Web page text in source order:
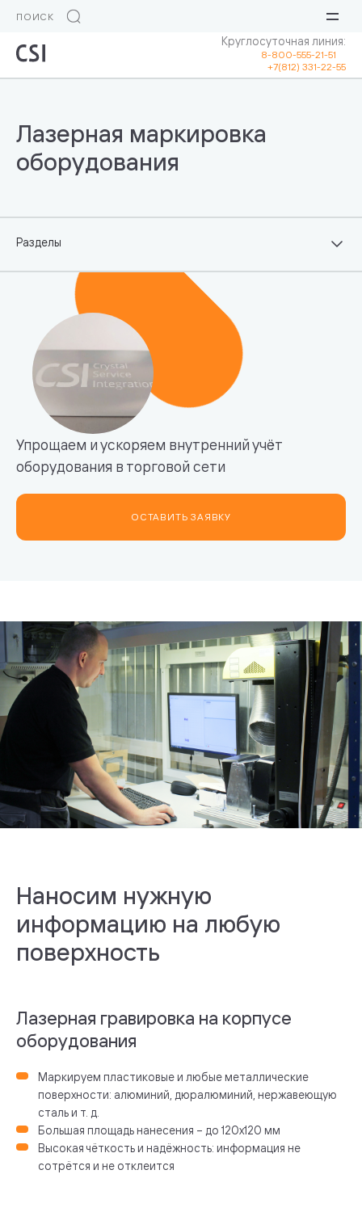
Круглосуточная линия:
8-800-555-21-51
+7(812) 331-22-55
Упрощаем и ускоряем внутренний учёт
оборудования в торговой сети
ОСТАВИТЬ ЗАЯВКУ
Наносим нужную
информацию на любую
поверхность
Лазерная гравировка на корпусе
оборудования
Маркируем пластиковые и любые металлические
поверхности: алюминий, дюралюминий, нержавеющую
сталь и т. д.
Большая площадь нанесения – до 120х120 мм
Высокая чёткость и надёжность: информация не
сотрётся и не отклеится